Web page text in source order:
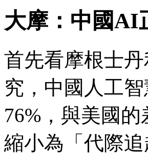
大摩：中國AI
首先看摩根士
究，中國人工
76%，與美國的
縮小為「代際追